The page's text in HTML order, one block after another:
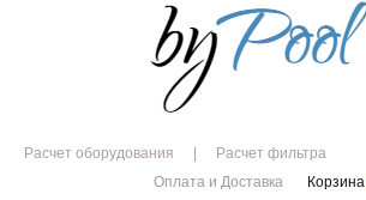
Расчет оборудования
Расчет фильтра
Оплата и Доставка
Корзина